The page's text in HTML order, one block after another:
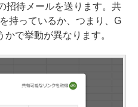
招待メールを送ります。共
持っているか、つまり、G
で挙動が異なります。